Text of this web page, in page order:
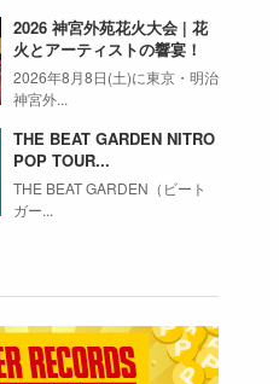
2026 神宮外苑花火大会 | 花
火とアーティストの響宴！
2026年8月8日(土)に東京・明治
神宮外...
THE BEAT GARDEN NITRO
POP TOUR...
THE BEAT GARDEN（ビート
ガー...